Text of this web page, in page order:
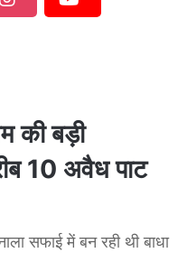
की बड़ी
10 अवैध पाट
सफाई में बन रही थी बाधा